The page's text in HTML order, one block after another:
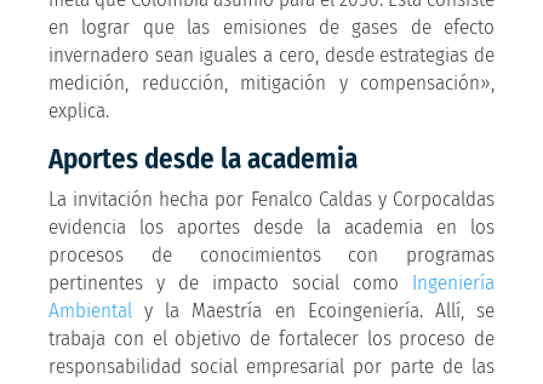
en lograr que las emisiones de gases de efecto
invernadero sean iguales a cero, desde estrategias de
medición, reducción, mitigación y compensación»,
explica.
Aportes desde la academia
La invitación hecha por Fenalco Caldas y Corpocaldas
evidencia los aportes desde la academia en los
procesos de conocimientos con programas
pertinentes y de impacto social como Ingeniería
Ambiental y la Maestría en Ecoingeniería. Allí, se
trabaja con el objetivo de fortalecer los proceso de
responsabilidad social empresarial por parte de las